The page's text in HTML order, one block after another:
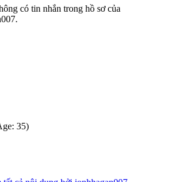
có tin nhắn trong hồ sơ của
35)